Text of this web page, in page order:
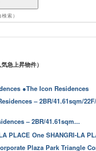
索）
急上昇物件）
●The Icon Residences
– 2BR/41.61sqm...
One SHANGRI-LA
Park Triangle